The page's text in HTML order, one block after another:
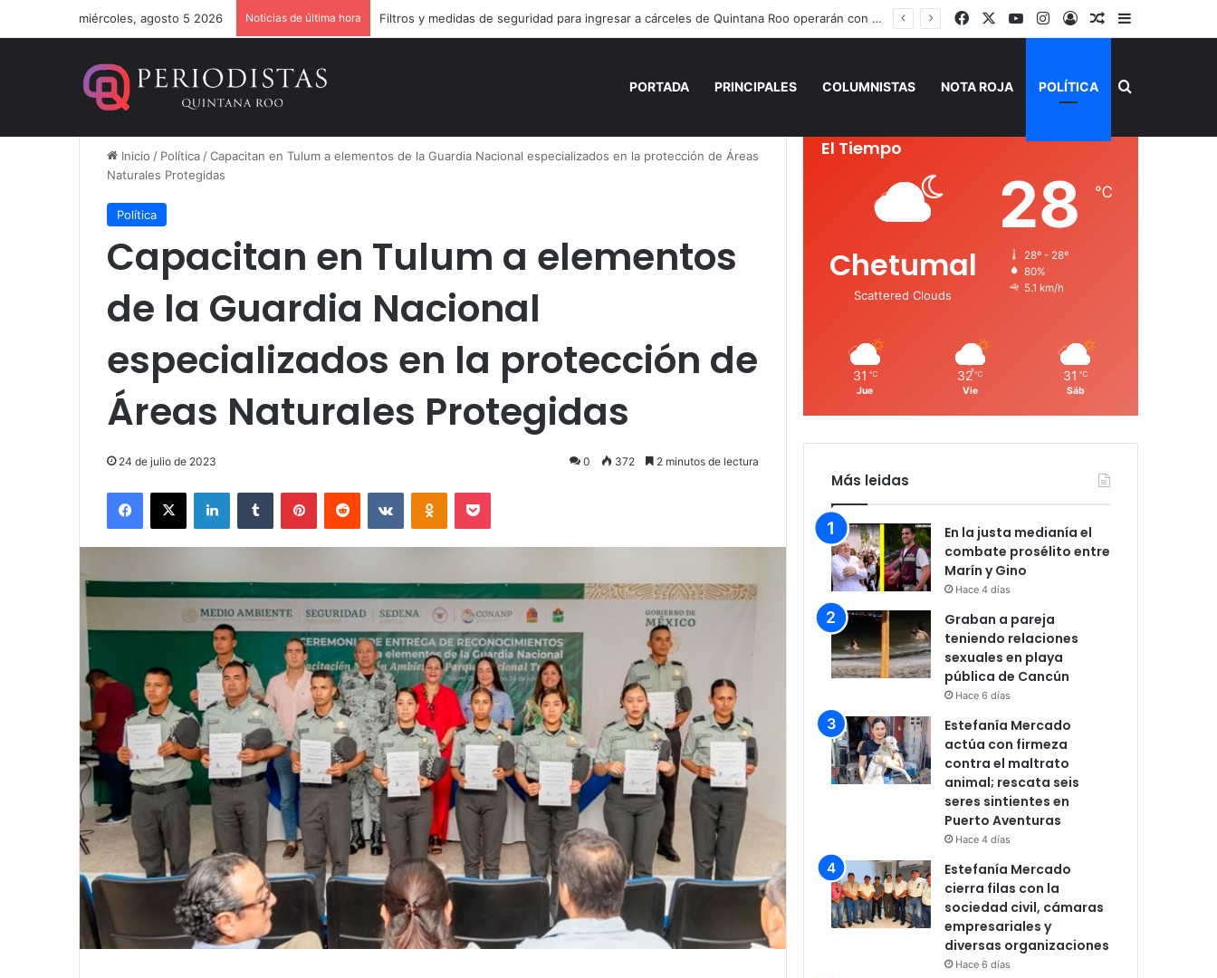
miércoles, agosto 5 2026 Noticias de última hora Claudia Sheinbaum, Mara Lezama y Estefanía Mercado fortalecen estrategia integral contra el sargazo FacebookYouTubeInstagram
AccesoPublicación al
Barra lateral
PORTADA PRINCIPALES COLUMNISTAS NOTA ROJA POLÍTICA Buscar por
Inicio / Política /Capacitan en Tulum a elementos de la Guardia Nacional especializados en la protección de Áreas
Naturales Protegidas
Política
Capacitan en Tulum a elementos
de la Guardia Nacional
especializados en la protección de
Áreas Naturales Protegidas
24 de julio de 2023 0 372 2 minutos de lectura
Facebook
X LinkedInTumblr PinterestReddit VKontakteOdnoklassniki
Pocket
El Tiempo
Chetumal
Scattered Clouds
28 ℃
28º - 28º
80%
5.1 km/h
31 ℃
Jue
32 ℃
Vie
31 ℃
Sáb
Más leidas
En la justa medianía el
combate prosélito entre
Marín y Gino
Hace 4 días
Graban a pareja
teniendo relaciones
sexuales en playa
pública de Cancún
Hace 6 días
Estefanía Mercado
actúa con firmeza
contra el maltrato
animal; rescata seis
seres sintientes en
Puerto Aventuras
Hace 4 días
Estefanía Mercado
cierra filas con la
sociedad civil, cámaras
empresariales y
diversas organizaciones
Hace 6 días